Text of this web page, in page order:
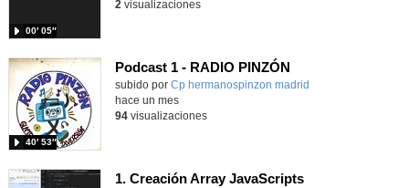
00′ 05″
2 visualizaciones
Podcast 1 - RADIO PINZÓN
Contenido educativo.
subido por Cp hermanospinzon madrid
40′ 53″
hace un mes
94visualizaciones
1. Creación Array JavaScripts